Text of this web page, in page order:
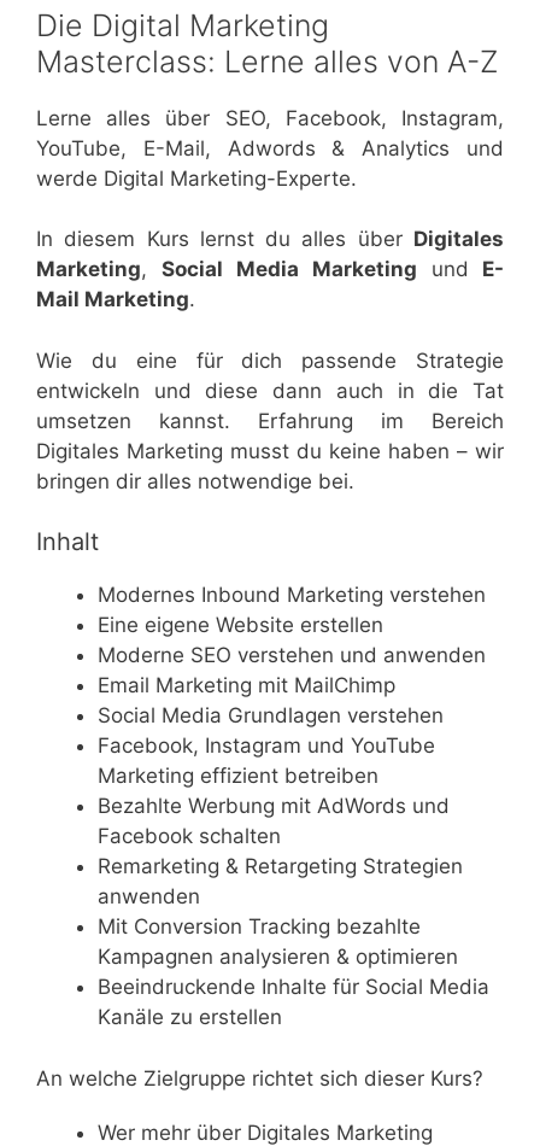
Die Digital Marketing
Masterclass: Lerne alles von A-Z
Lerne alles über SEO, Facebook, Instagram,
YouTube, E-Mail, Adwords & Analytics und
werde Digital Marketing-Experte.
In diesem Kurs lernst du alles über Digitales
Marketing, Social Media Marketing und E-
Mail Marketing.
Wie du eine für dich passende Strategie
entwickeln und diese dann auch in die Tat
umsetzen kannst. Erfahrung im Bereich
Digitales Marketing musst du keine haben – wir
bringen dir alles notwendige bei.
Inhalt
Modernes Inbound Marketing verstehen
Eine eigene Website erstellen
Moderne SEO verstehen und anwenden
Email Marketing mit MailChimp
Social Media Grundlagen verstehen
Facebook, Instagram und YouTube
Marketing effizient betreiben
Bezahlte Werbung mit AdWords und
Facebook schalten
Remarketing & Retargeting Strategien
anwenden
Mit Conversion Tracking bezahlte
Kampagnen analysieren & optimieren
Beeindruckende Inhalte für Social Media
Kanäle zu erstellen
An welche Zielgruppe richtet sich dieser Kurs?
Wer mehr über Digitales Marketing